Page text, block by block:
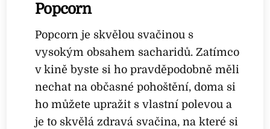
Popcorn
Popcorn je skvělou svačinou s
vysokým obsahem sacharidů. Zatímco
v kině byste si ho pravděpodobně měli
nechat na občasné pohoštění, doma si
ho můžete upražit s vlastní polevou a
je to skvělá zdravá svačina, na které si